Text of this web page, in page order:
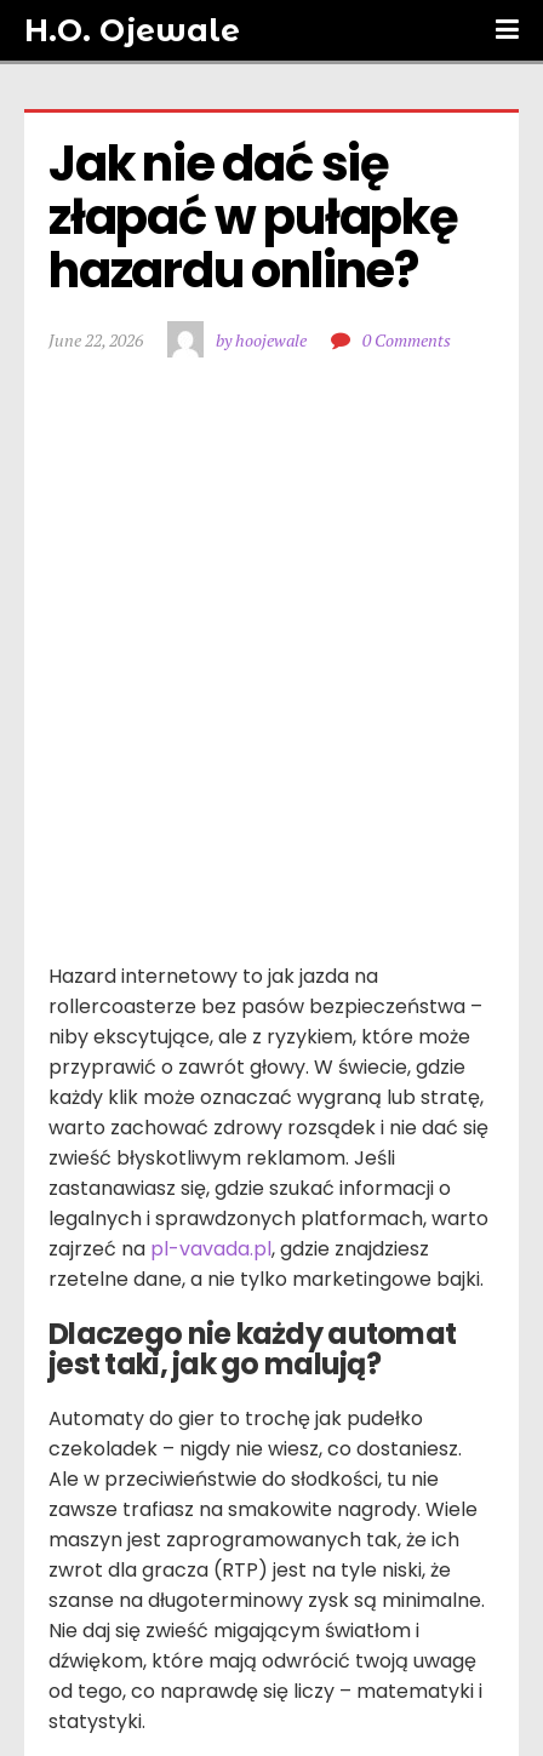
H.O. Ojewale
Jak nie dać się
złapać w pułapkę
hazardu online?
June 22, 2026 by hoojewale 0 Comments
Hazard internetowy to jak jazda na
rollercoasterze bez pasów bezpieczeństwa –
niby ekscytujące, ale z ryzykiem, które może
przyprawić o zawrót głowy. W świecie, gdzie
każdy klik może oznaczać wygraną lub stratę,
warto zachować zdrowy rozsądek i nie dać się
zwieść błyskotliwym reklamom. Jeśli
zastanawiasz się, gdzie szukać informacji o
legalnych i sprawdzonych platformach, warto
zajrzeć na pl-vavada.pl, gdzie znajdziesz
rzetelne dane, a nie tylko marketingowe bajki.
Dlaczego nie każdy automat
jest taki, jak go malują?
Automaty do gier to trochę jak pudełko
czekoladek – nigdy nie wiesz, co dostaniesz.
Ale w przeciwieństwie do słodkości, tu nie
zawsze trafiasz na smakowite nagrody. Wiele
maszyn jest zaprogramowanych tak, że ich
zwrot dla gracza (RTP) jest na tyle niski, że
szanse na długoterminowy zysk są minimalne.
Nie daj się zwieść migającym światłom i
dźwiękom, które mają odwrócić twoją uwagę
od tego, co naprawdę się liczy – matematyki i
statystyki.